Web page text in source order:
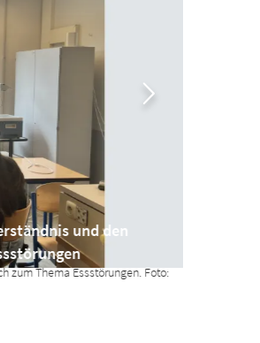
und den
zum Thema Essstörungen. Foto: